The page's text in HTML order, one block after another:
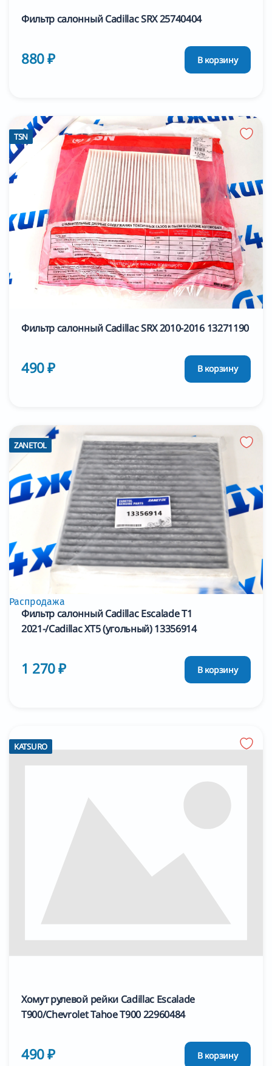
Фильтр салонный Cadillac SRX 25740404
880 ₽ В корзину
TSN
Фильтр салонный Cadillac SRX 2010-2016 13271190
490 ₽ В корзину
ZANETOL
Распродажа
Фильтр салонный Cadillac Escalade T1
2021-/Cadillac XT5 (угольный) 13356914
1 270 ₽ В корзину
KATSURO
Хомут рулевой рейки Cadillac Escalade
T900/Chevrolet Tahoe T900 22960484
490 ₽ В корзину